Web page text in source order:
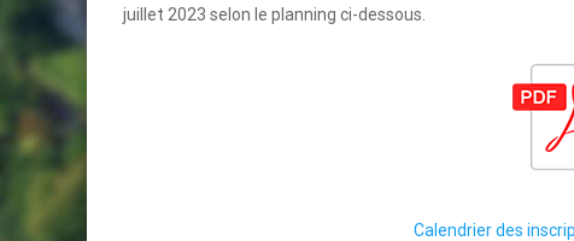
juillet 2023 selon le planning ci-dessous.
Calendrier des